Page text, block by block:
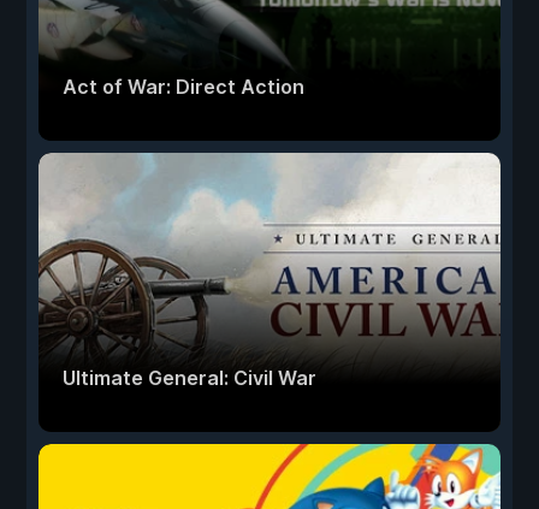
Act of War: Direct Action
Ultimate General: Civil War